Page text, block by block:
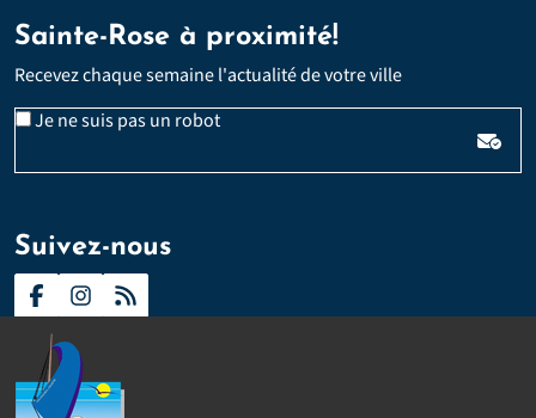
Sainte-Rose à proximité!
Recevez chaque semaine l'actualité de votre ville
Je ne suis pas un robotEmail
Suivez-nous